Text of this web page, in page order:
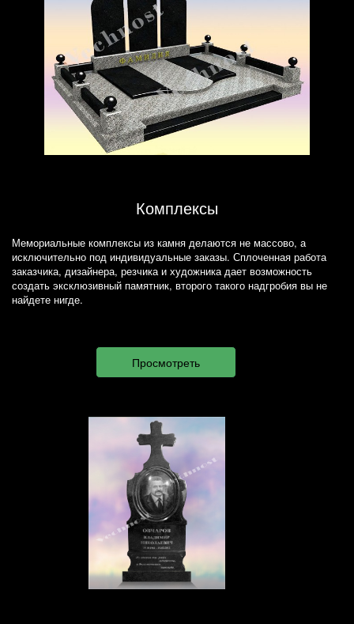
Комплексы
Мемориальные комплексы из камня делаются не массово, а
исключительно под индивидуальные заказы. Сплоченная работа
заказчика, дизайнера, резчика и художника дает возможность
создать эксклюзивный памятник, второго такого надгробия вы не
найдете нигде.